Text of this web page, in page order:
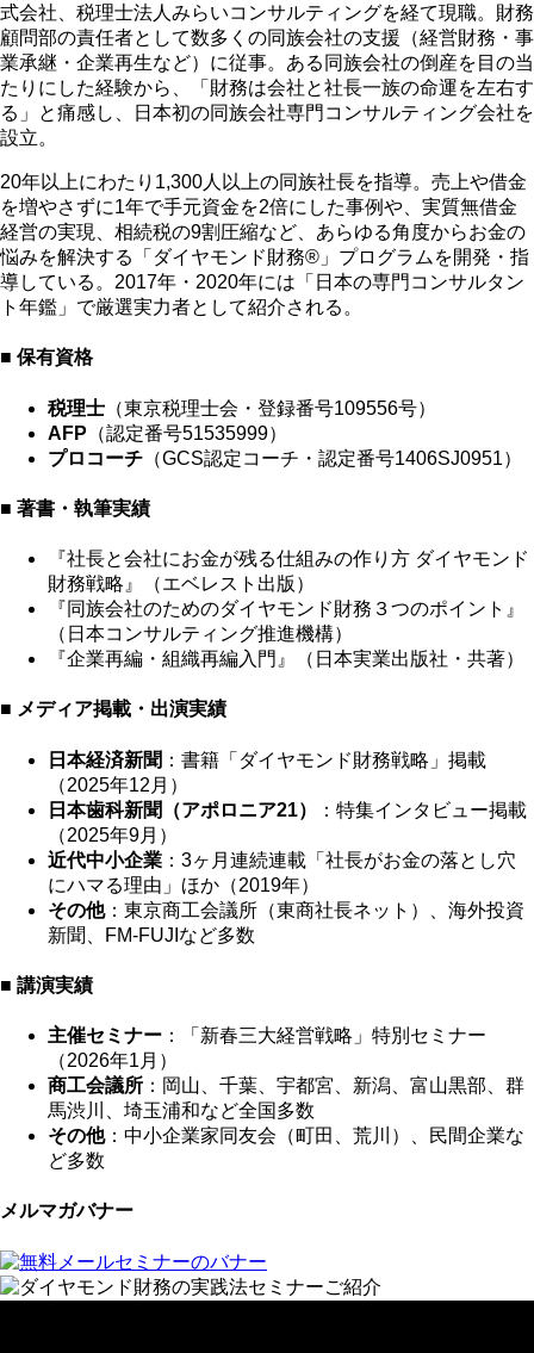
式会社、税理士法人みらいコンサルティングを経て現職。財務
顧問部の責任者として数多くの同族会社の支援（経営財務・事
業承継・企業再生など）に従事。ある同族会社の倒産を目の当
たりにした経験から、「財務は会社と社長一族の命運を左右す
る」と痛感し、日本初の同族会社専門コンサルティング会社を
設立。
20年以上にわたり1,300人以上の同族社長を指導。売上や借金
を増やさずに1年で手元資金を2倍にした事例や、実質無借金
経営の実現、相続税の9割圧縮など、あらゆる角度からお金の
悩みを解決する「ダイヤモンド財務®」プログラムを開発・指
導している。2017年・2020年には「日本の専門コンサルタン
ト年鑑」で厳選実力者として紹介される。
■ 保有資格
税理士 （東京税理士会・登録番号109556号）
AFP （認定番号51535999）
プロコーチ （GCS認定コーチ・認定番号1406SJ0951）
■ 著書・執筆実績
『社長と会社にお金が残る仕組みの作り方 ダイヤモンド
財務戦略』（エベレスト出版）
『同族会社のためのダイヤモンド財務３つのポイント』
（日本コンサルティング推進機構）
『企業再編・組織再編入門』（日本実業出版社・共著）
■ メディア掲載・出演実績
日本経済新聞 ：書籍「ダイヤモンド財務戦略」掲載
（2025年12月）
日本歯科新聞（アポロニア21）
：特集インタビュー掲載
（2025年9月）
近代中小企業 ：3ヶ月連続連載「社長がお金の落とし穴
にハマる理由」ほか（2019年）
その他：東京商工会議所（東商社長ネット）、海外投資
新聞、FM-FUJIなど多数
■ 講演実績
主催セミナー ：「新春三大経営戦略」特別セミナー
（2026年1月）
商工会議所 ：岡山、千葉、宇都宮、新潟、富山黒部、群
馬渋川、埼玉浦和など全国多数
その他：中小企業家同友会（町田、荒川）、民間企業な
ど多数
メルマガバナー